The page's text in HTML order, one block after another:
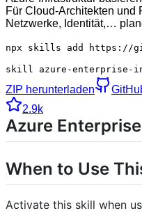
Für Cloud-Architekten und
Netzwerke, Identität,…
npx skills add https://
skill azure-enterprise-
ZIP herunterladen
2.9k
Azure
When to Use
Activate this skill when